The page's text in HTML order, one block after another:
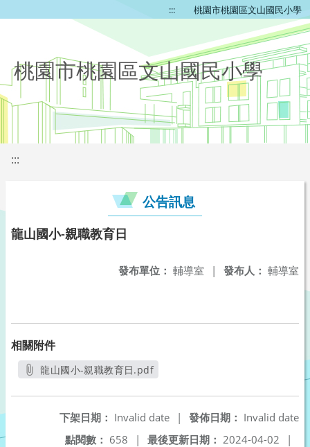
::: 桃園市桃園區文山國民小學
桃園市桃園區文山國民小學
:::
公告訊息
龍山國小-親職教育日
發布人： 輔導室
發布單位： 輔導室 |
相關附件
龍山國小-親職教育日.pdf
發佈日期： Invalid date
下架日期： Invalid date
|
最後更新日期： 2024-04-02 |
點閱數： 658 |